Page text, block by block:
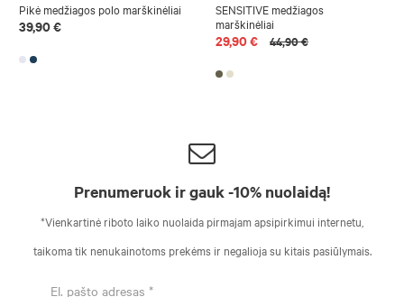
Pikė medžiagos polo marškinėliai
39,90 €
SENSITIVE medžiagos
marškinėliai
29,90 € 44,90 €
Prenumeruok ir gauk -10% nuolaidą!
*Vienkartinė riboto laiko nuolaida pirmajam apsipirkimui internetu,
taikoma tik nenukainotoms prekėms ir negalioja su kitais pasiūlymais.